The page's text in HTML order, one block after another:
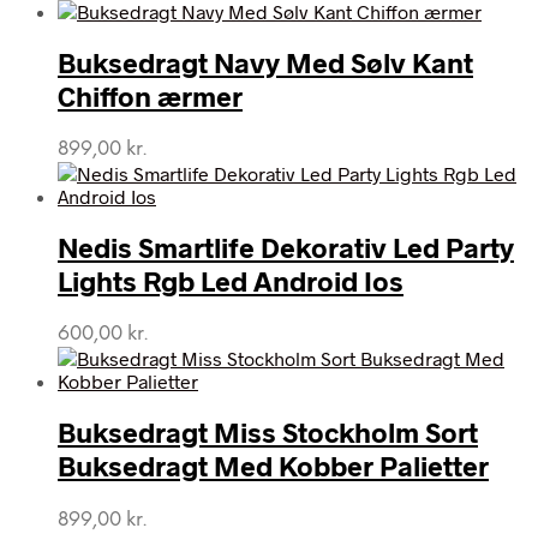
Buksedragt Navy Med Sølv Kant
Chiffon ærmer
899,00 kr.
Nedis Smartlife Dekorativ Led Party
Lights Rgb Led Android Ios
600,00 kr.
Buksedragt Miss Stockholm Sort
Buksedragt Med Kobber Palietter
899,00 kr.